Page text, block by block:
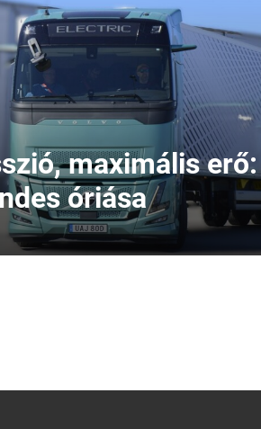
maximális
óriása